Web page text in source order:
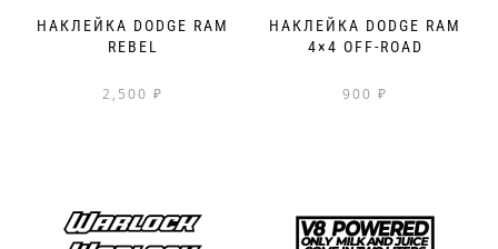
НАКЛЕЙКА DODGE RAM
REBEL
2,500 ₽
НАКЛЕЙКА DODGE RAM
4×4 OFF-ROAD
900 ₽